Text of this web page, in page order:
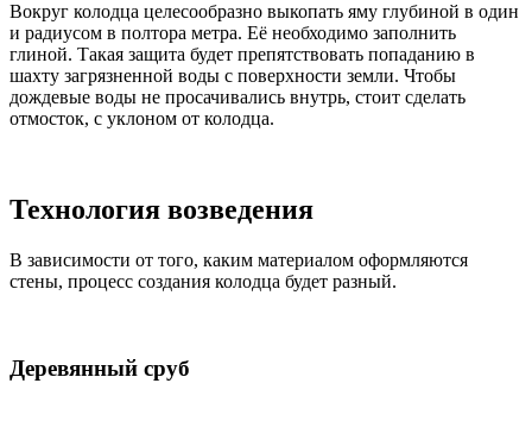
Вокруг колодца целесообразно выкопать яму глубиной в один
и радиусом в полтора метра. Её необходимо заполнить
глиной. Такая защита будет препятствовать попаданию в
шахту загрязненной воды с поверхности земли. Чтобы
дождевые воды не просачивались внутрь, стоит сделать
отмосток, с уклоном от колодца.
Технология возведения
В зависимости от того, каким материалом оформляются
стены, процесс создания колодца будет разный.
Деревянный сруб